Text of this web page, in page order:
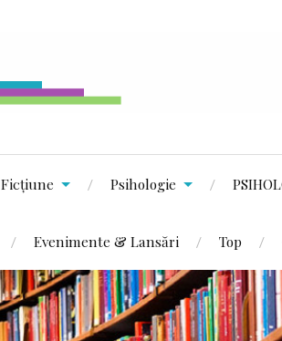
Ficțiune Psihologie
Evenimente & Lansări Top